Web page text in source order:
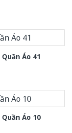
Quần Áo 41
Quần Áo 10